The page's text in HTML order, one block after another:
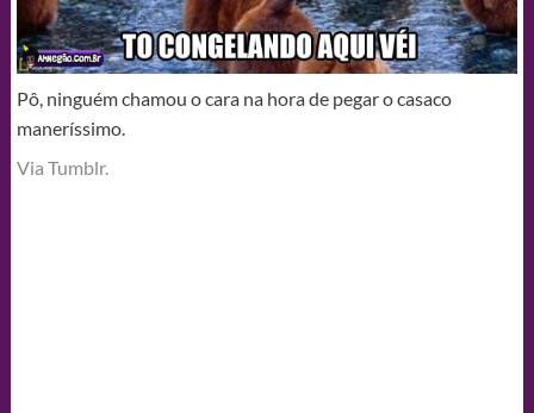
Pô, ninguém chamou o cara na hora de pegar o casaco
maneríssimo.
Via Tumblr.